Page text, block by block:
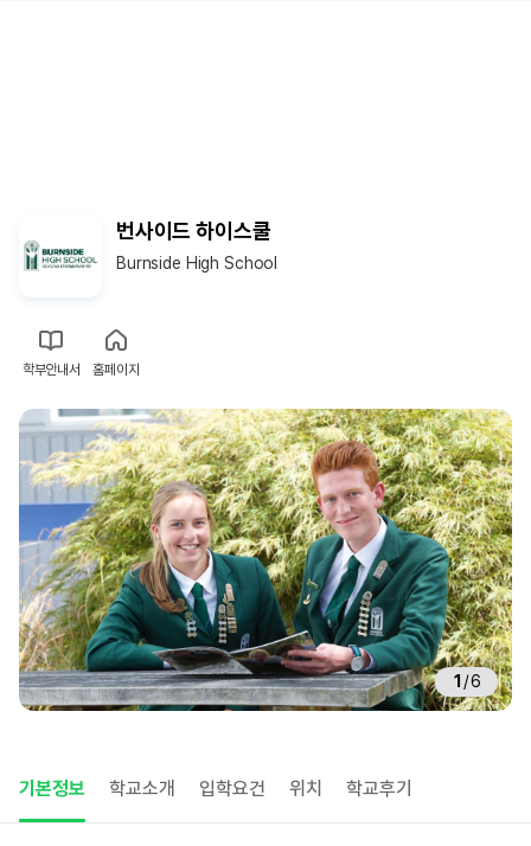
번사이드 하이스쿨
Burnside High School
학부안내서 홈페이지
1 /6
기본정보 학교소개 입학요건 위치 학교후기